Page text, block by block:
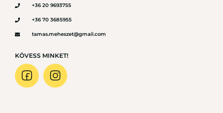
+36 20 9693755
+36 70 3685955
tamas.meheszet@gmail.com
KÖVESS MINKET!